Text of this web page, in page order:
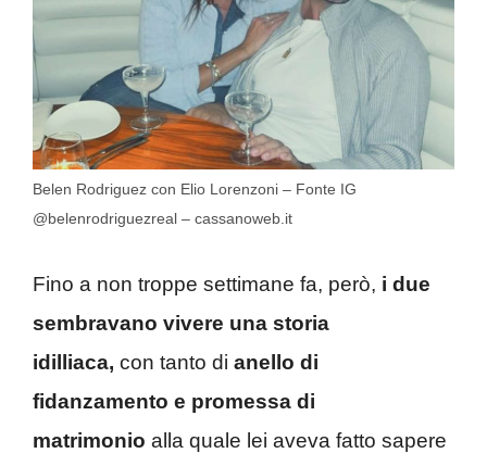
Belen Rodriguez con Elio Lorenzoni – Fonte IG
@belenrodriguezreal – cassanoweb.it
Fino a non troppe settimane fa, però, i due
sembravano vivere una storia
idilliaca, con tanto di anello di
fidanzamento e promessa di
matrimonio alla quale lei aveva fatto sapere